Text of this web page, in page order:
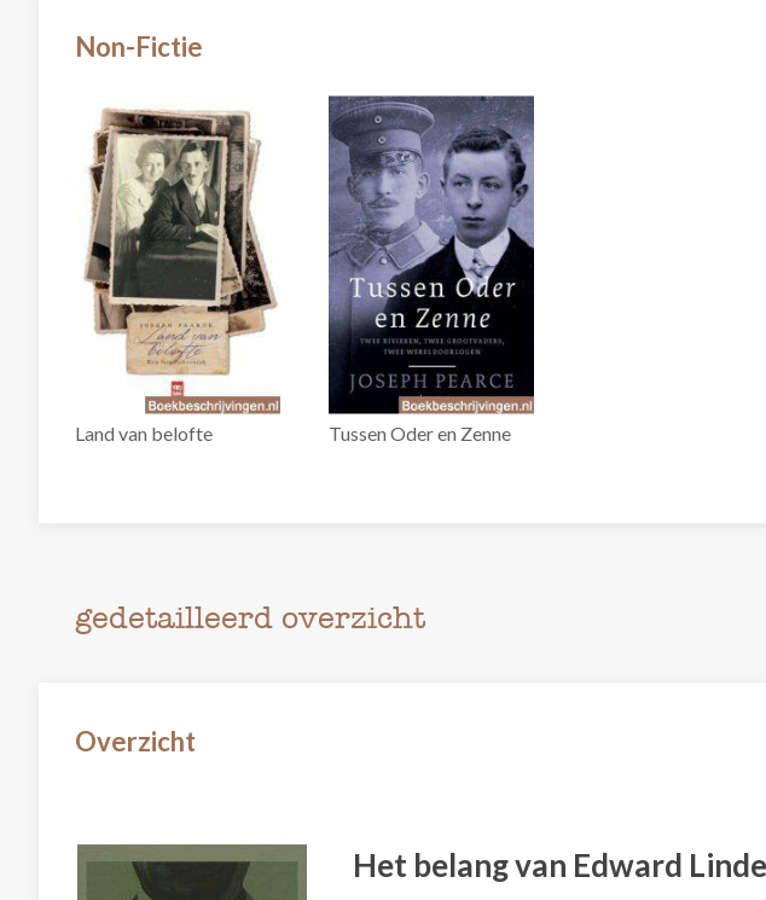
Non-Fictie
Land van belofte Tussen Oder en Zenne
gedetailleerd overzicht
Overzicht
Het belang van Edward